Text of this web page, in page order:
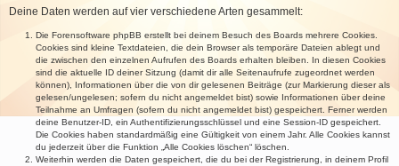
Deine Daten werden auf vier verschiedene Arten gesammelt:
Die Forensoftware phpBB erstellt bei deinem Besuch des Boards mehrere Cookies.
Cookies sind kleine Textdateien, die dein Browser als temporäre Dateien ablegt und
die zwischen den einzelnen Aufrufen des Boards erhalten bleiben. In diesen Cookies
sind die aktuelle ID deiner Sitzung (damit dir alle Seitenaufrufe zugeordnet werden
können), Informationen über die von dir gelesenen Beiträge (zur Markierung dieser als
gelesen/ungelesen; sofern du nicht angemeldet bist) sowie Informationen über deine
Teilnahme an Umfragen (sofern du nicht angemeldet bist) gespeichert. Ferner werden
deine Benutzer-ID, ein Authentifizierungsschlüssel und eine Session-ID gespeichert.
Die Cookies haben standardmäßig eine Gültigkeit von einem Jahr. Alle Cookies kannst
du jederzeit über die Funktion „Alle Cookies löschen“ löschen.
Weiterhin werden die Daten gespeichert, die du bei der Registrierung, in deinem Profil